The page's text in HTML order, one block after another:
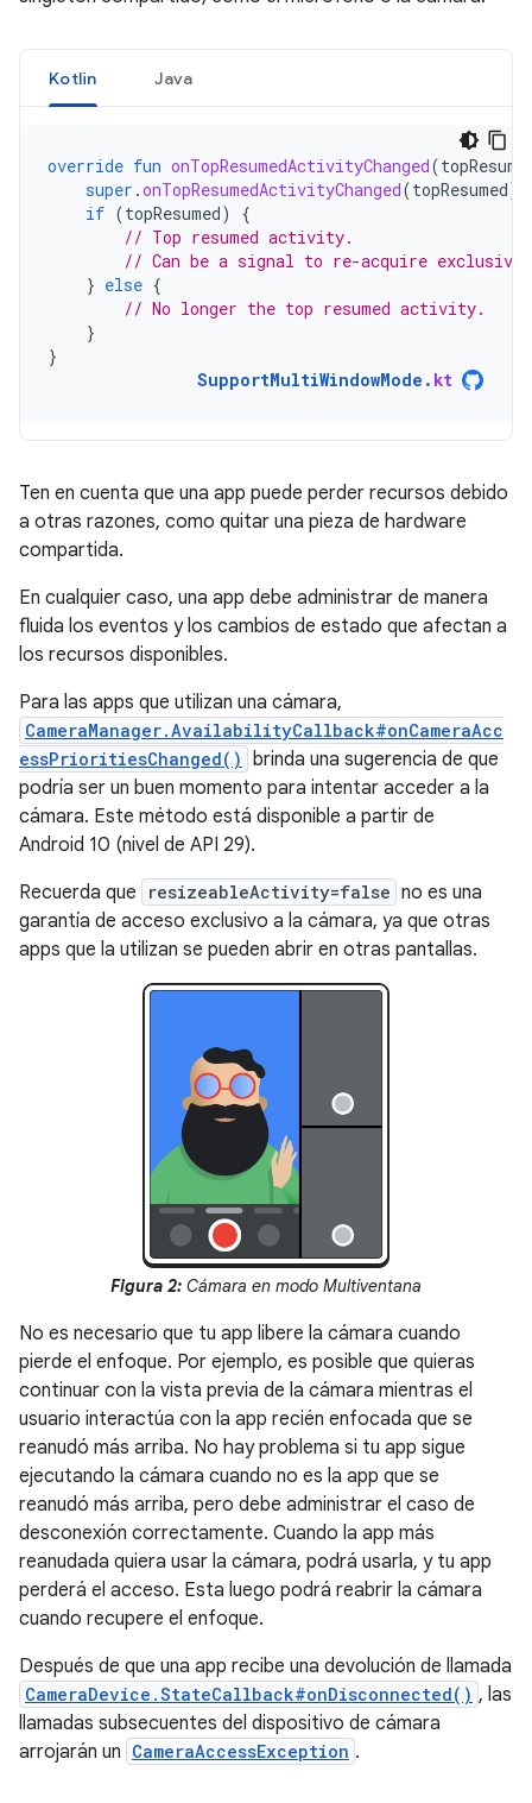
Kotlin Java
override fun onTopResumedActivityChanged(
super .onTopResumedActivityChanged(topResumed)
if (topResumed)
{
// Top resumed activity.
// Can be a signal to re-acquire exclusive
} else {
// No longer the top resumed activity.
}
}
SupportMultiWindowMode . kt
Ten en cuenta que una app puede perder recursos debido
a otras razones, como quitar una pieza de hardware
compartida.
En cualquier caso, una app debe administrar de manera
fluida los eventos y los cambios de estado que afectan a
los recursos disponibles.
Para las apps que utilizan una cámara,
CameraManager.AvailabilityCallback#onCameraAcc
essPrioritiesChanged()
brinda una sugerencia de que
podría ser un buen momento para intentar acceder a la
cámara. Este método está disponible a partir de
Android 10 (nivel de API 29).
Recuerda que
resizeableActivity=false no es una
garantía de acceso exclusivo a la cámara, ya que otras
apps que la utilizan se pueden abrir en otras pantallas.
Figura 2: Cámara en modo Multiventana
No es necesario que tu app libere la cámara cuando
pierde el enfoque. Por ejemplo, es posible que quieras
continuar con la vista previa de la cámara mientras el
usuario interactúa con la app recién enfocada que se
reanudó más arriba. No hay problema si tu app sigue
ejecutando la cámara cuando no es la app que se
reanudó más arriba, pero debe administrar el caso de
desconexión correctamente. Cuando la app más
reanudada quiera usar la cámara, podrá usarla, y tu app
perderá el acceso. Esta luego podrá reabrir la cámara
cuando recupere el enfoque.
Después de que una app recibe una devolución de llamada
CameraDevice.StateCallback#onDisconnected() , las
llamadas subsecuentes del dispositivo de cámara
arrojarán un CameraAccessException .